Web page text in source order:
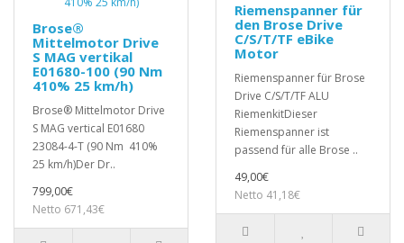
Brose®
Mittelmotor Drive
S MAG vertikal
E01680-100 (90 Nm
410% 25 km/h)
Brose® Mittelmotor Drive
S MAG vertical E01680
23084-4-T (90 Nm 410%
25 km/h)Der Dr..
799,00€
Netto 671,43€
Riemenspanner für
den Brose Drive
C/S/T/TF eBike
Motor
Riemenspanner für Brose
Drive C/S/T/TF ALU
RiemenkitDieser
Riemenspanner ist
passend für alle Brose ..
49,00€
Netto 41,18€